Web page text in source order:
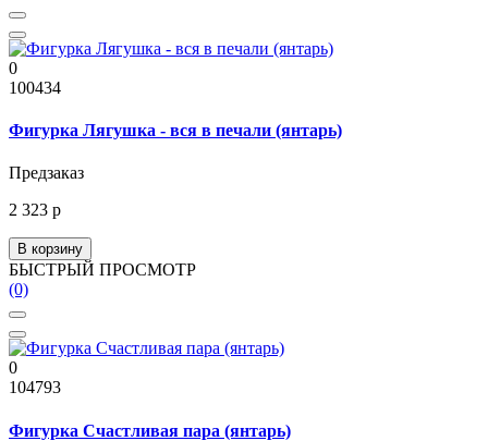
0
100434
Фигурка Лягушка - вся в печали (янтарь)
Предзаказ
2 323 р
В корзину
БЫСТРЫЙ ПРОСМОТР
(0)
0
104793
Фигурка Счастливая пара (янтарь)